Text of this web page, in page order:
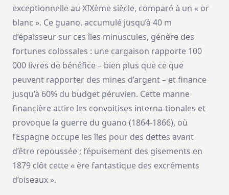
exceptionnelle au XIXème siècle, comparé à un « or
blanc ». Ce guano, accumulé jusqu’à 40 m
d’épaisseur sur ces îles minuscules, génère des
fortunes colossales : une cargaison rapporte 100
000 livres de bénéfice – bien plus que ce que
peuvent rapporter des mines d’argent – et finance
jusqu’à 60% du budget péruvien. Cette manne
financière attire les convoitises interna-tionales et
provoque la guerre du guano (1864-1866), où
l’Espagne occupe les îles pour des dettes avant
d’être repoussée ; l’épuisement des gisements en
1879 clôt cette « ère fantastique des excréments
d’oiseaux ».